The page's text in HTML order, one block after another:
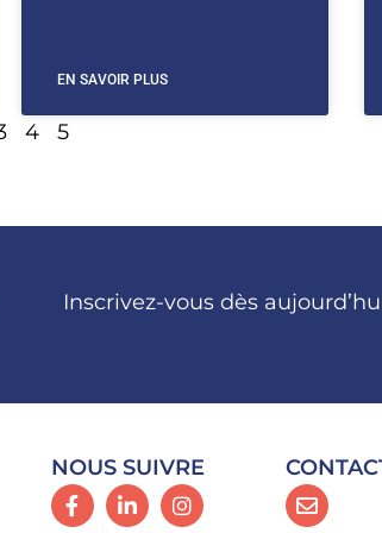
EN SAVOIR PLUS
4 5
Inscrivez-vous dès
NOUS SUIVRE